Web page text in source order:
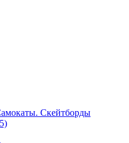
Скейтборды